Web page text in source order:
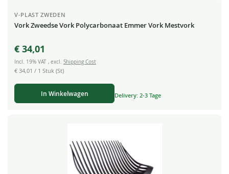
V-PLAST ZWEDEN
Vork Zweedse Vork Polycarbonaat Emmer Vork Mestvork
€ 34,01
Incl. 19% VAT , excl. Shipping Cost
€ 34,01 / 1 Stuk (St)
In Winkelwagen Delivery: 2-3 Tage